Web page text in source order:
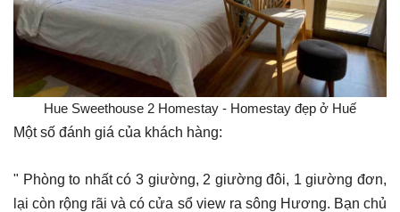
Hue Sweethouse 2 Homestay - Homestay đẹp ở Huế
Một số đánh giá của khách hàng:
" Phòng to nhất có 3 giường, 2 giường đôi, 1 giường đơn,
lại còn rộng rãi và có cửa sổ view ra sông Hương. Bạn chủ